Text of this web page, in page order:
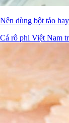
Nên dùng bột tảo
Cá rô phi Việt Nam